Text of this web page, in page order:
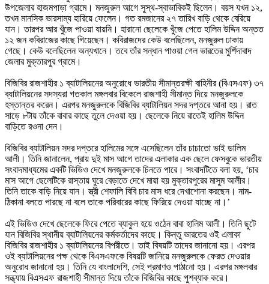
উপজেলার হাজমপাড়া গ্রামে। মনজুরুল আগে সুস্থ-স্বাভাবিকই ছিলেন। বয়স যখন ১২,
তখন মানসিক ভারসাম্য হারিয়ে ফেলেন। গত রমজানের ২৭ তারিখ বাড়ি থেকে বেরিয়ে
যান। তারপর আর খুঁজে পাওয়া যায়নি। হারানো ছেলেকে খুঁজে পেতে হালিম উদ্দিন অন্তত
১২ জন কবিরাজের কাছে গিয়েছেন। কবিরাজদের কেউ বলেছিলেন, মনজুরুল ঢাকায়
গেছে। কেউ বলেছিলেন অন্যখানে। তবে তাঁর সন্ধান পাওয়া গেল ভারতের মুর্শিদাবাদ
জেলার মুক্তারপুর গ্রামে।
বিজিবির রাজশাহীর ১ ব্যাটালিয়নের অনুরোধে ভারতীয় সীমান্তরক্ষী বাহিনীর (বিএসএফ) ৩৭
ব্যাটালিয়নের সদস্যরা গতকাল মঙ্গলবার বিকেলে রাজশাহী সীমান্ত দিয়ে মনজুরুলকে
হস্তান্তর করেন। এরপর মনজুরুলকে বিজিবির ব্যাটালিয়ন সদর দপ্তরে আনা হয়। রাত
সাড়ে ৮টায় তাঁকে বাবার কাছে তুলে দেওয়া হয়। ছেলেকে নিয়ে রাতেই হালিম উদ্দিন
বাড়িতে রওনা দেন।
বিজিবির ব্যাটালিয়ন সদর দপ্তরে হালিমের সঙ্গে এসেছিলেন তাঁর চাচাতো ভাই ডালিম
আলী। তিনি জানালেন, প্রায় দুই মাস আগে তাদের এলাকার এক ছেলে ফেসবুকে ভারতীয়
সংবাদমাধ্যমের একটি ভিডিও দেখে মনজুরুলকে চিনতে পারে। সংবাদটিতে বলা হয়, ‘চার
মাস আগে ছেলেটিকে রাস্তায় ঘুরে বেড়াতে দেখে মায়া হয় মুক্তারপুরের মাসুম আলীর।
তিনি তাকে বাড়ি নিয়ে যান। স্ত্রী শেফালি বিবি চার মাস ধরে দেখাশোনা করছেন। নাম-
ঠিকানা বলতে পারছে না বলে তাকে পরিবারের কাছে ফিরিয়ে দেওয়া যাচ্ছে না।’
এই ভিডিও দেখে ছেলেকে ফিরে পেতে ব্যাকুল হয়ে ওঠেন বাবা হালিম আলী। তিনি ছুটে
যান বিজিবির স্থানীয় ব্যাটালিয়নের কর্মকর্তাদের কাছে। কিন্তু ভারতের ওই এলাকা
বিজিবির রাজশাহীর ১ ব্যাটালিয়নের বিপরীতে। তাই বিষয়টি তাদের জানানো হয়। এরপর
ওই ব্যাটালিয়নের পক্ষ থেকে বিএসএফকে বিষয়টি জানিয়ে মনজুরুলকে ফেরত দেওয়ার
অনুরোধ জানানো হয়। তিনি যে বাংলাদেশি, সেই প্রমাণও পাঠানো হয়। এরপর মঙ্গলবার
সন্ধ্যায় বিএসএফ রাজশাহী সীমান্ত দিয়ে তাঁকে বিজিবির কাছে পুশব্যাক করে।